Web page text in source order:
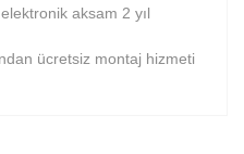
aksam 2 yıl
ücretsiz montaj hizmeti